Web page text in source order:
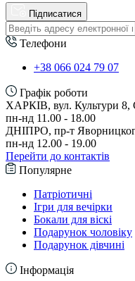
Підписатися
Телефони
+38 066 024 79 07
Графік роботи
ХАРКІВ, вул. Культури 8,
пн-нд 11.00 - 18.00
ДНІПРО, пр-т
пн-нд 12.00 - 19.00
Перейти до контактів
Популярне
Патріотичні
Ігри для вечірки
Бокали для віскі
Подарунок чоловіку
Подарунок дівчині
Інформація